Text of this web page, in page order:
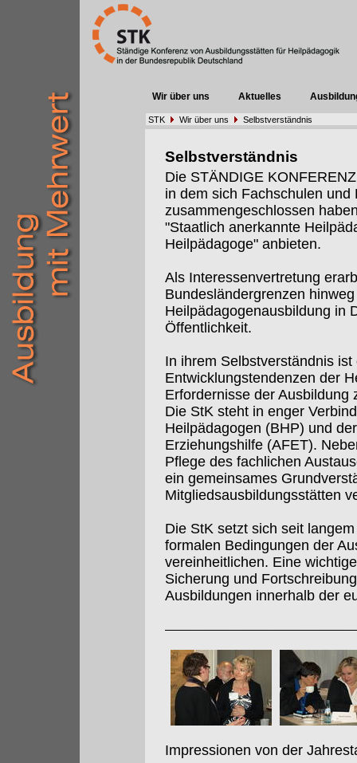
Wir über uns Aktuelles
STK Wir über uns Selbstverständnis
Selbstverständnis
Die STÄNDIGE
in dem sich Fachschulen und
zusammengeschlossen
"Staatlich anerkannte
Heilpädagoge" anbieten.
Als Interessenvertretung
Bundesländergrenzen
Heilpädagogenausbildung in
Öffentlichkeit.
In ihrem Selbstverständnis
Entwicklungstendenzen der
Erfordernisse der Ausbildung
Die StK steht in enger
Heilpädagogen (BHP) und
Erziehungshilfe (AFET).
Pflege des fachlichen
ein gemeinsames
Mitgliedsausbildungsstätten
Die StK setzt sich seit
formalen Bedingungen der
vereinheitlichen. Eine
Sicherung und
Ausbildungen innerhalb der
Impressionen von der